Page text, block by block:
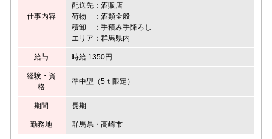
仕事内容
配送先：酒販店
荷物 ：酒類全般
積卸 ：手積み手降ろし
エリア：群馬県内
給与 時給 1350円
経験・資
格
準中型（5ｔ限定）
期間 長期
勤務地 群馬県・高崎市